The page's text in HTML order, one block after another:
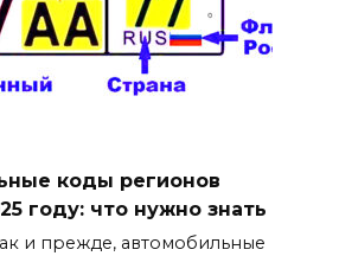
коды регионов
году: что нужно знать
и прежде, автомобильные